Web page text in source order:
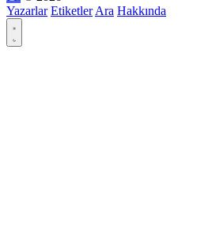
Yazarlar Etiketler Ara Hakkında